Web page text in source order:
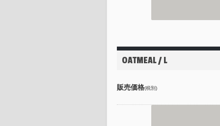
OATMEAL / L
販売価格(税別)